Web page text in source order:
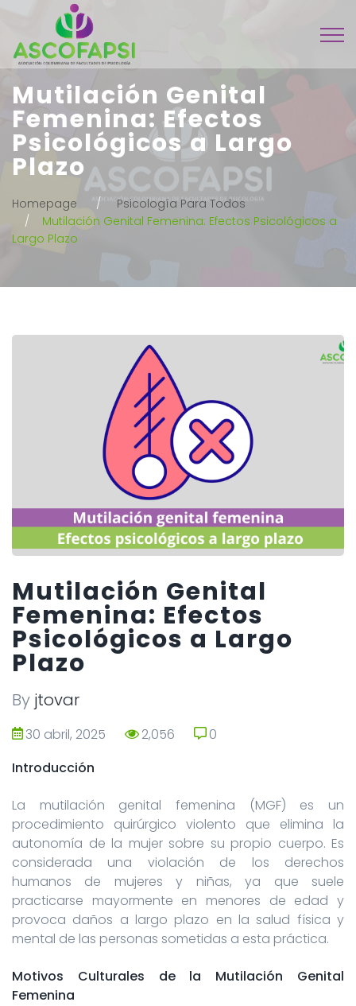
Mutilación Genital
Femenina: Efectos
Psicológicos a Largo
Plazo
Homepage
Psicología Para Todos
Mutilación Genital Femenina: Efectos Psicológicos a
Largo Plazo
Mutilación Genital
Femenina: Efectos
Psicológicos a Largo
Plazo
By jtovar
30 abril, 2025 2,056
0
Introducción
La mutilación genital femenina (MGF) es un
procedimiento quirúrgico violento que elimina la
autonomía de la mujer sobre su propio cuerpo. Es
considerada una violación de los derechos
humanos de mujeres y niñas, ya que suele
practicarse mayormente en menores de edad y
provoca daños a largo plazo en la salud física y
mental de las personas sometidas a esta práctica.
Motivos Culturales de la Mutilación Genital
Femenina